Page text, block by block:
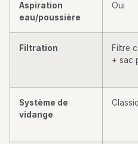
Aspiration
eau/poussière
Oui
Filtration
Filtre
+ sac
Système de
vidange